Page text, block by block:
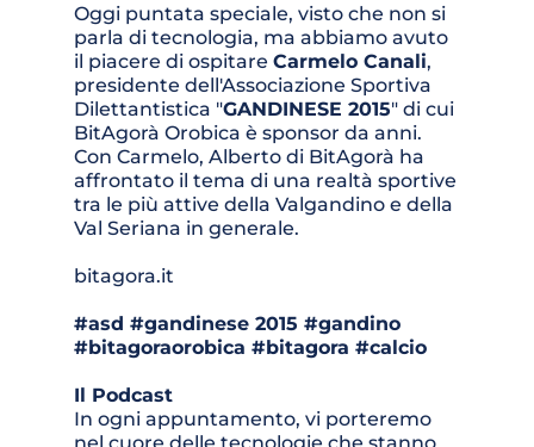
Oggi puntata speciale, visto che non si
parla di tecnologia, ma abbiamo avuto
il piacere di ospitare Carmelo Canali,
presidente dell'Associazione Sportiva
Dilettantistica "GANDINESE 2015" di cui
BitAgorà Orobica è sponsor da anni.
Con Carmelo, Alberto di BitAgorà ha
affrontato il tema di una realtà sportive
tra le più attive della Valgandino e della
Val Seriana in generale.
bitagora.it
#asd #gandinese 2015 #
gandino
#bitagoraorobica #bitagora #calcio
Il Podcast
In ogni appuntamento, vi porteremo